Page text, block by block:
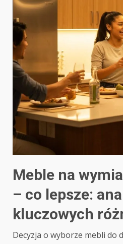
Meble na
– co lepsze:
kluczowych
Decyzja o wyborze mebli do